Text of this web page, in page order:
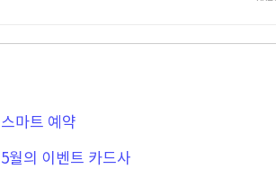
스마트 예약
5월의 이벤트 카드사